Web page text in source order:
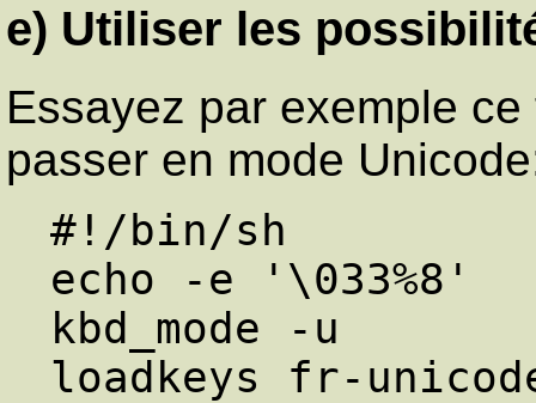
e) Utiliser les
Essayez par exemple
passer en mode
#!/bin/sh
echo -e '\033%8'
kbd_mode -u
loadkeys fr-